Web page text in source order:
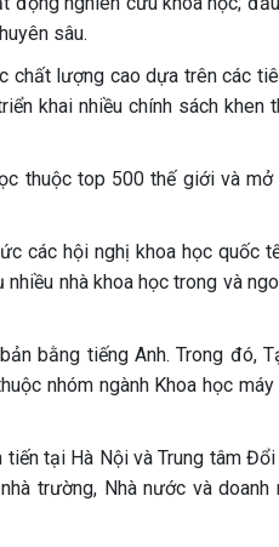
sâu.
chất lượng cao dựa trên các
khai nhiều chính sách khen
thuộc top 500 thế giới và
các hội nghị khoa học quốc tế
nhà khoa học trong và
bằng tiếng Anh. Trong đó,
nhóm ngành Khoa học
tại Hà Nội và Trung tâm
trường, Nhà nước và doanh